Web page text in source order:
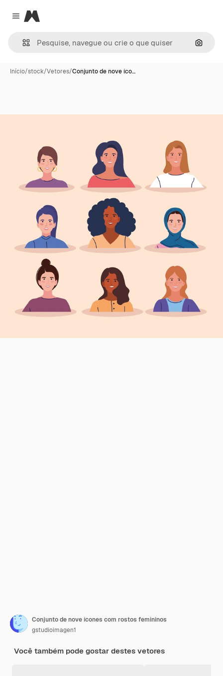
Close menu
Magnific
Início/stock/Vetores/Conjunto de nove íco…
Conjunto de nove ícones com rostos femininos
gstudioimagen1
Você também pode gostar destes vetores